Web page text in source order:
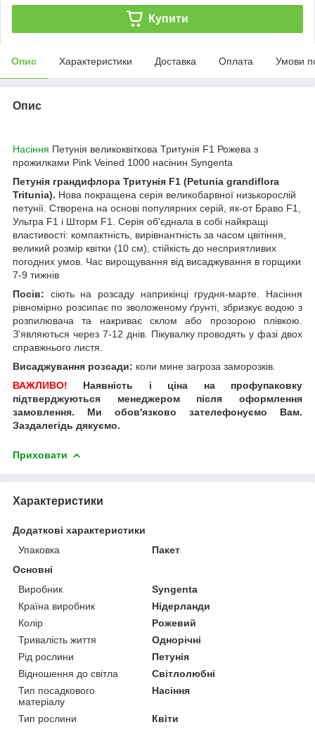
Купити
Опис Характеристики Доставка Оплата Умови
Опис
Насіння Петунія великоквіткова Тритунія F1 Рожева з
прожилками Pink Veined 1000 насінин Syngenta
Петунія грандифлора Тритунія F1 (Petunia grandiflora
Tritunia). Нова покращена серія великобарвної низькорослій
петунії. Створена на основі популярних серій, як-от Браво F1,
Ультра F1 і Шторм F1. Серія об'єднала в собі найкращі
властивості: компактність, вирівнантність за часом цвітіння,
великий розмір квітки (10 см), стійкість до несприятливих
погодних умов. Час вирощування від висаджування в горщики
7-9 тижнів
Посів: сіють на розсаду наприкінці грудня-марте. Насіння
рівномірно розсипає по зволоженому ґрунті, збризкує водою з
розпилювача та накриває склом або прозорою плівкою.
З'являються через 7-12 днів. Пікувалку проводять у фазі двох
справжнього листя.
Висаджування розсади: коли мине загроза заморозків.
ВАЖЛИВО! Наявність і ціна на профупаковку
підтверджуються менеджером після оформлення
замовлення. Ми обов'язково зателефонуємо Вам.
Заздалегідь дякуємо.
Приховати
Характеристики
Додаткові характеристики
Упаковка
Пакет
Основні
Виробник
Syngenta
Країна виробник
Нідерланди
Колір
Рожевий
Тривалість життя
Однорічні
Рід рослини
Петунія
Відношення до світла
Світлолюбні
Тип посадкового
матеріалу
Насіння
Тип рослини Квіти